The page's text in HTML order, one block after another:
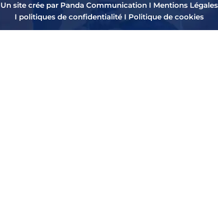
Un site crée par Panda Communication I Mentions Légales
I politiques de confidentialitéI Politique de cookies